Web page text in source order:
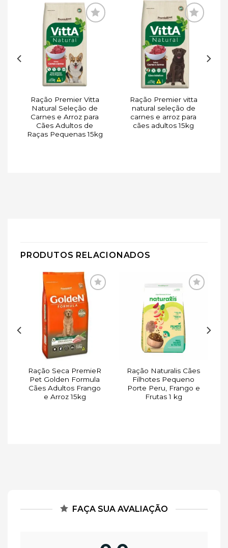
Adicionar
à lista de
desejos
Ração Premier Vitta
Natural Seleção de
Carnes e Arroz para
Cães Adultos de
Raças Pequenas 15kg
Adicionar
à lista de
desejos
Ração Premier vitta
natural seleção de
carnes e arroz para
cães adultos 15kg
PRODUTOS RELACIONADOS
Adicionar
à lista de
desejos
Ração Seca PremieR
Pet Golden Formula
Cães Adultos Frango
e Arroz 15kg
Adicionar
à lista de
desejos
Ração Naturalis Cães
Filhotes Pequeno
Porte Peru, Frango e
Frutas 1 kg
FAÇA SUA AVALIAÇÃO